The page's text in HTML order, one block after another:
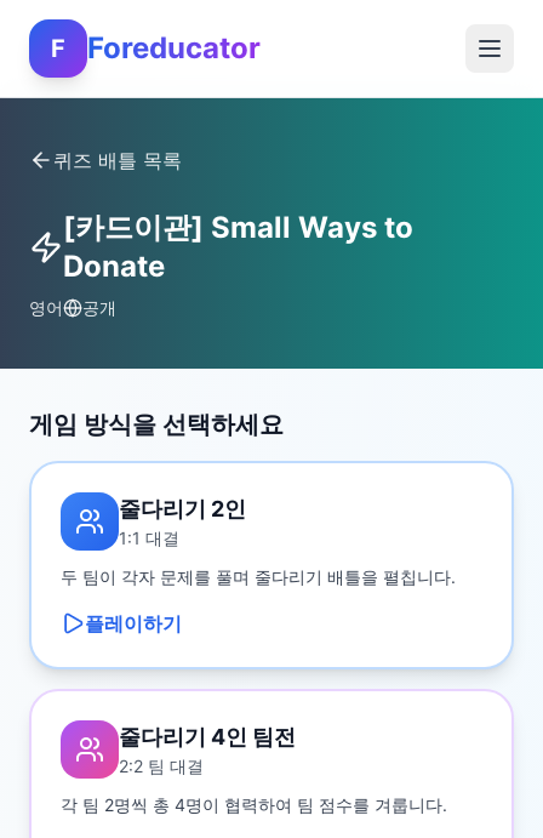
F Foreducator
퀴즈 배틀 목록
[카드이관] Small Ways to
Donate
영어 공개
게임 방식을 선택하세요
줄다리기 2인
1:1 대결
두 팀이 각자 문제를 풀며 줄다리기 배틀을 펼칩니다.
플레이하기
줄다리기 4인 팀전
2:2 팀 대결
각 팀 2명씩 총 4명이 협력하여 팀 점수를 겨룹니다.